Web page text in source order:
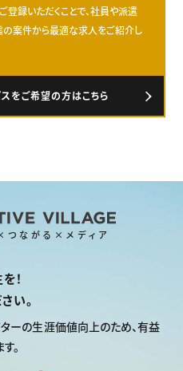
登録いただくことで、社員や派遣
の案件から最適な求人をご紹介し
をご希望の方はこちら
つながる×メディア
！
い。
ーの生涯価値向上のため、有益
。